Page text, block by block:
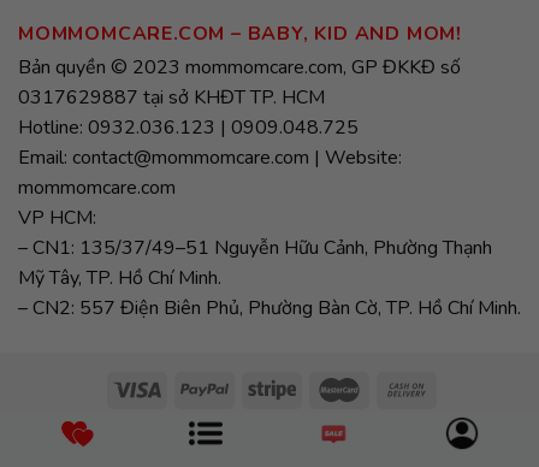
MOMMOMCARE.COM – BABY, KID AND MOM!
Bản quyền © 2023 mommomcare.com, GP ĐKKĐ số
0317629887 tại sở KHĐT TP. HCM
Hotline: 0932.036.123 | 0909.048.725
Email: contact@mommomcare.com | Website:
mommomcare.com
VP HCM:
– CN1: 135/37/49–51 Nguyễn Hữu Cảnh, Phường Thạnh
Mỹ Tây, TP. Hồ Chí Minh.
– CN2: 557 Điện Biên Phủ, Phường Bàn Cờ, TP. Hồ Chí Minh.